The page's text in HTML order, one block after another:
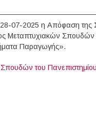
07-2025 η Απόφαση της
Μεταπτυχιακών
Παραγωγής».
του